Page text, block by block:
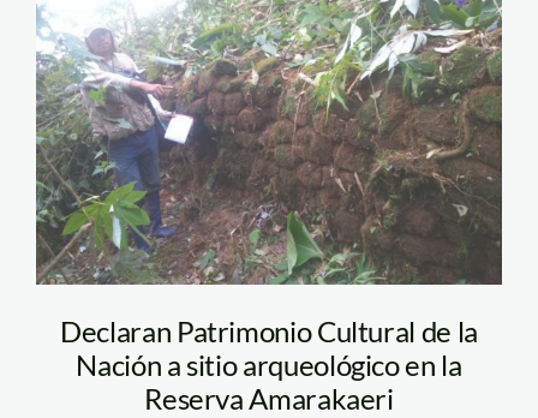
reserva comunal
amarakaeri – sernanp
Declaran Patrimonio Cultural de la
Nación a sitio arqueológico en la
Reserva Amarakaeri